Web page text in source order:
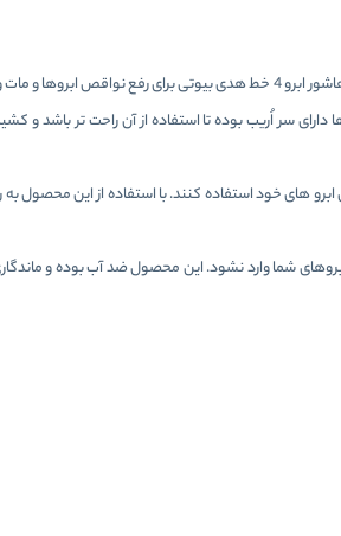
هاشور ابرو ماژیکی هدی بیوتی مناسب برای افراد مبتدی و افراد علاقه مند به طراحی ابرو طبیعی می باشد. هاشور ابرو 4 خط
سر اُریب بوده تا استفاده از آن راحت تر باشد و
های خود استفاده کنند. با استفاده از این محصول به
شما وارد نشود. این محصول ضد آب بوده و